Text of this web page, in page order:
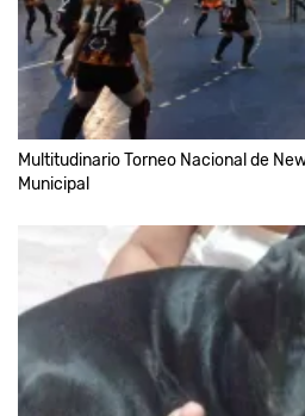
Multitudinario Torneo Nacional de
Municipal